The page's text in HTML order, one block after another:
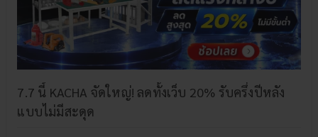
7.7 นี้ KACHA จัดใหญ่! ลดทั้งเว็บ 20% รับครึ่งปีหลัง
แบบไม่มีสะดุด